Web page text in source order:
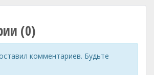
(0)
комментариев. Будьте